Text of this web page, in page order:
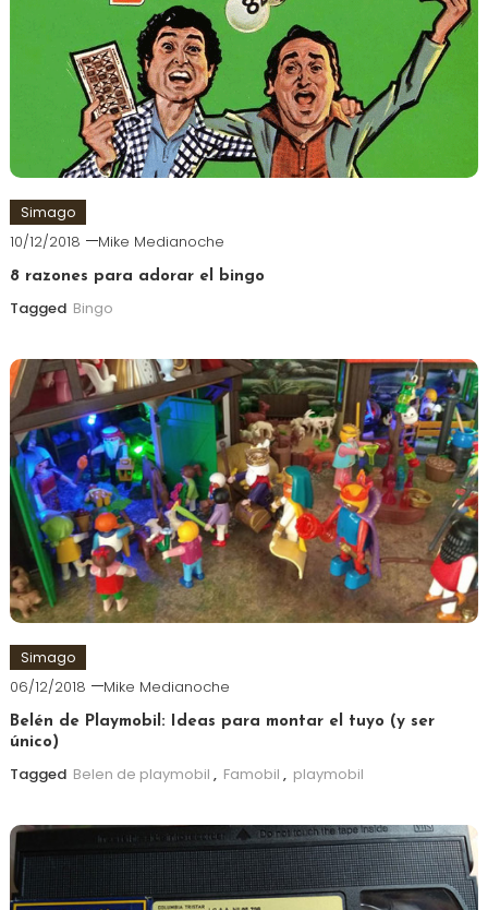
Simago
10/12/2018 Mike Medianoche
8 razones para adorar el bingo
Tagged Bingo
Simago
06/12/2018 Mike Medianoche
Belén de Playmobil: Ideas para montar el tuyo (y ser
único)
Tagged Belen de playmobil , Famobil , playmobil